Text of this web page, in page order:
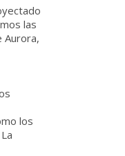
las
Aurora,
los